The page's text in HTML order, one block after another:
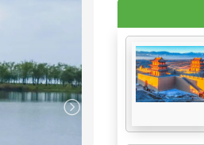
những phút
khách đăng
trình diễn
được cho là
vùng đất cố